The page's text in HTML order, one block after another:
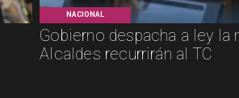
NACIONAL
Gobierno despacha a ley la
Alcaldes recurrirán al TC